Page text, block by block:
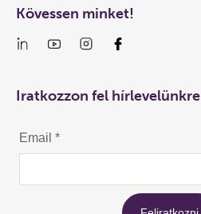
Kövessen minket!
Iratkozzon fel hírlevelünkre